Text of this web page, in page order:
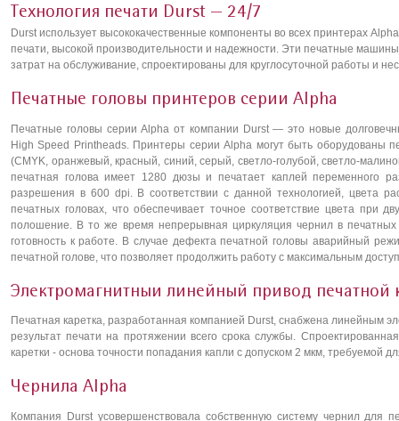
Технология печати Durst — 24/7
Durst использует высококачественные компоненты во всех принтерах
печати, высокой производительности и надежности. Эти печатные
затрат на обслуживание, спроектированы для круглосуточной работы и
Печатные головы принтеров серии Alpha
Печатные головы серии Alpha от компании Durst — это новые
High Speed Printheads. Принтеры серии Alpha могут быть оборудованы
(CMYK, оранжевый, красный, синий, серый, светло-голубой, светло-
печатная голова имеет 1280 дюзы и печатает каплей переменного
разрешения в 600 dpi. В соответствии с данной технологией, цвета
печатных головах, что обеспечивает точное соответствие цвета при
полошение. В то же время непрерывная циркуляция чернил в печатных
готовность к работе. В случае дефекта печатной головы аварийный
печатной голове, что позволяет продолжить работу с максимальным
Электромагнитныи линейный привод печатной
Печатная каретка, разработанная компанией Durst, снабжена линейным
результат печати на протяжении всего срока службы.
каретки - основа точности попадания капли с допуском 2 мкм, требуемой
Чернила Alpha
Компания Durst усовершенствовала собственную систему чернил для